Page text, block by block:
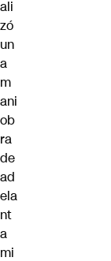
ali
zó
un
a
m
ani
ob
ra
de
ad
ela
nt
a
mi